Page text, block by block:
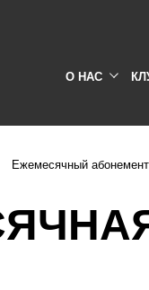
О НАС
Ежемесячный